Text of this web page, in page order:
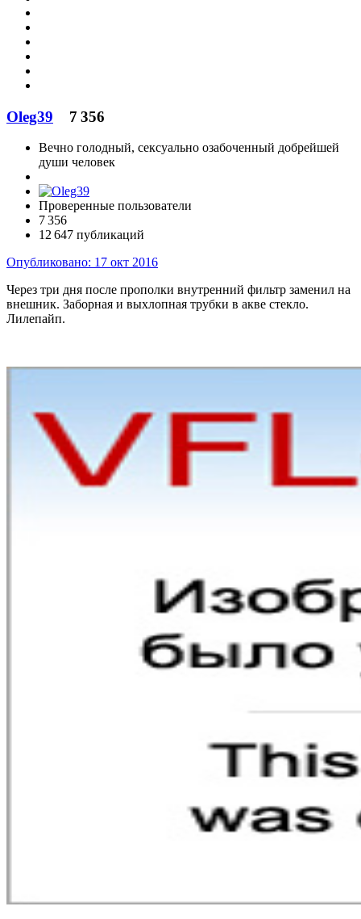
Oleg39 7 356
Вечно голодный, сексуально озабоченный добрейшей
души человек
Проверенные пользователи
7 356
12 647 публикаций
Опубликовано: 17 окт 2016
Через три дня после прополки внутренний фильтр заменил на
внешник. Заборная и выхлопная трубки в акве стекло.
Лилепайп.